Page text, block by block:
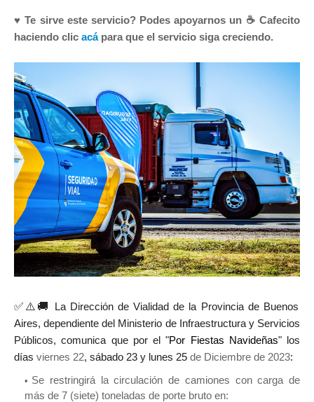
♥ Te sirve este servicio? Podes apoyarnos un ☕ Cafecito
haciendo clic acápara que el servicio siga creciendo.
✅⚠️🚚 La Dirección de Vialidad de la Provincia de Buenos
Aires, dependiente del Ministerio de Infraestructura y Servicios
Públicos, comunica que por el "Por Fiestas Navideñas" los
días viernes 22, sábado 23 y lunes 25 de Diciembre de 2023:
Se restringirá la circulación de camiones con carga de
más de 7 (siete) toneladas de porte bruto en: